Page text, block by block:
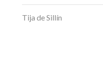
Tija de Sillín